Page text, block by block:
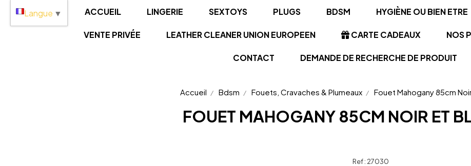
ACCUEIL LINGERIE SEXTOYS PLUGS BDSM HYGIÈNE OU BIEN ETRE
VENTE PRIVÉE LEATHER CLEANER UNION EUROPEEN CARTE CADEAUX NOS
CONTACT DEMANDE DE RECHERCHE DE PRODUIT
Accueil Bdsm Fouets, Cravaches & Plumeaux Fouet Mahogany 85cm
FOUET MAHOGANY 85CM NOIR ET
Ref : 27030
Langue ▼